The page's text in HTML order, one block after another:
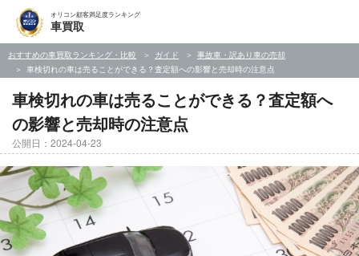
オリコン顧客満足度ランキング
車買取
おすすめの車買取ランキング・比較 ガイド
事故車・訳あり車の売却
車検切れの車は売ることができる？査定額への影響と売却時の注意点
車検切れの車は売ることができる？査定額へ
の影響と売却時の注意点
公開日：2024-04-23